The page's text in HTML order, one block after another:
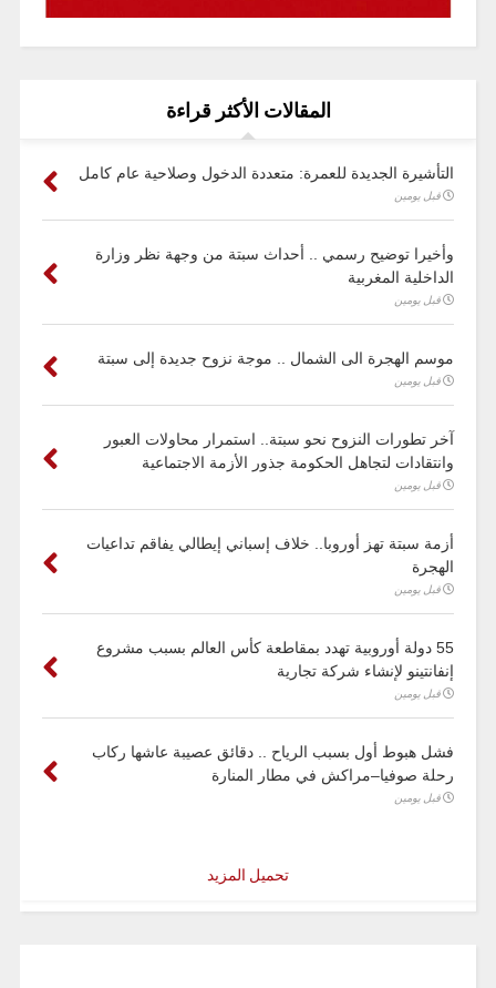
المقالات الأكثر قراءة
التأشيرة الجديدة للعمرة: متعددة الدخول وصلاحية عام كامل
قبل يومين
وأخيرا توضيح رسمي .. أحداث سبتة من وجهة نظر وزارة
الداخلية المغربية
قبل يومين
موسم الهجرة الى الشمال .. موجة نزوح جديدة إلى سبتة
قبل يومين
آخر تطورات النزوح نحو سبتة.. استمرار محاولات العبور
وانتقادات لتجاهل الحكومة جذور الأزمة الاجتماعية
قبل يومين
أزمة سبتة تهز أوروبا.. خلاف إسباني إيطالي يفاقم تداعيات
الهجرة
قبل يومين
55 دولة أوروبية تهدد بمقاطعة كأس العالم بسبب مشروع
إنفانتينو لإنشاء شركة تجارية
قبل يومين
فشل هبوط أول بسبب الرياح .. دقائق عصيبة عاشها ركاب
رحلة صوفيا–مراكش في مطار المنارة
قبل يومين
تحميل المزيد